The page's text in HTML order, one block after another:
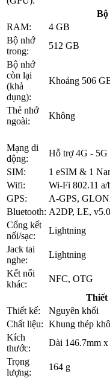
RAM:
4 GB
Bộ nhớ
trong:
512 GB
Bộ nhớ
còn lại
(khả
dụng):
Khoảng 506
Thẻ nhớ
ngoài:
Không
Mạng di
động:
Hỗ trợ 4G - 5G
SIM:
1 eSIM & 1
Wifi:
Wi-Fi 802.11
GPS:
A-GPS,
Bluetooth: A2DP, LE, v5.0
Cổng kết
nối/sạc:
Lightning
Jack tai
nghe:
Lightning
Kết nối
khác:
NFC, OTG
Thiết
Thiết kế:
Nguyên khối
Chất liệu: Khung thép
Kích
thước:
Dài 146.7mm
Trọng
lượng:
164 g